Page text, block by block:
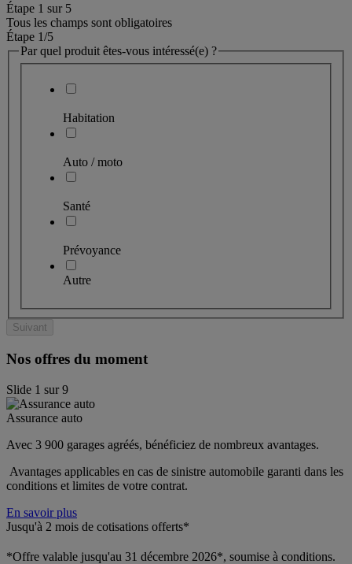
Étape 1 sur 5
Tous les champs sont obligatoires
Étape 1/5
Par quel produit êtes-vous intéressé(e) ?
Habitation
Auto / moto
Santé
Prévoyance
Autre
Suivant
Nos offres du moment
Slide 1 sur9
Assurance auto
Avec 3 900 garages agréés, bénéficiez de nombreux avantages.
Avantages applicables en cas de sinistre automobile garanti dans les
conditions et limites de votre contrat.
En savoir plus
Jusqu'à 2 mois de cotisations offerts*
*Offre valable jusqu'au 31 décembre 2026*, soumise à conditions.